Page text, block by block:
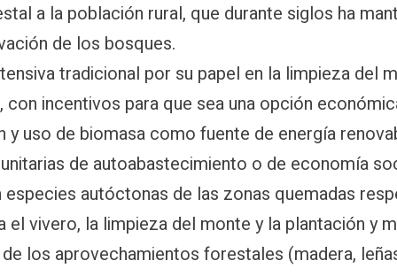
a la población rural, que durante siglos ha
de los bosques.
tradicional por su papel en la limpieza del
incentivos para que sea una opción
y uso de biomasa como fuente de energía
de autoabastecimiento o de economía
autóctonas de las zonas quemadas
el vivero, la limpieza del monte y la plantación y
los aprovechamientos forestales (madera,